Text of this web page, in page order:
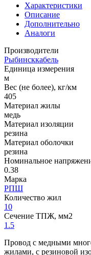
Характеристики
Описание
Дополнительно
Аналоги
Производители
Рыбинсккабель
Единица измерения
м
Вес (не более), кг/км
405
Материал жилы
медь
Материал изоляции
резина
Материал оболочки
резина
Номинальное
0.38
Марка
РПШ
Количество жил
10
Сечение ТПЖ, мм2
1.5
Провод с медными
жилами, с резиновой